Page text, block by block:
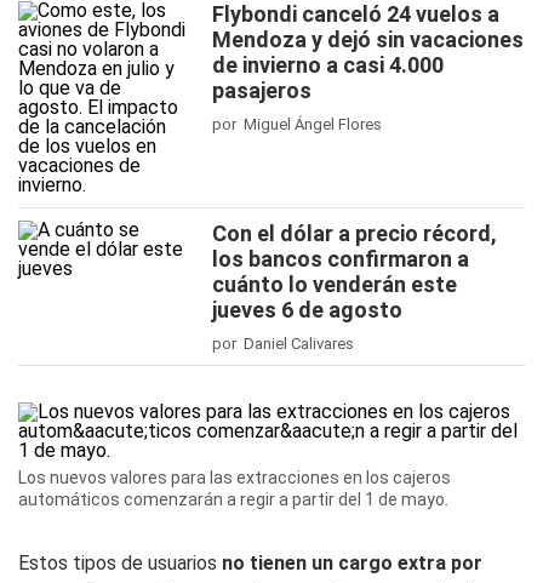
Flybondi canceló 24 vuelos a
Mendoza y dejó sin vacaciones
de invierno a casi 4.000
pasajeros
por Miguel Ángel Flores
Con el dólar a precio récord,
los bancos confirmaron a
cuánto lo venderán este
jueves 6 de agosto
por Daniel Calivares
Los nuevos valores para las extracciones en los cajeros
automáticos comenzarán a regir a partir del 1 de mayo.
Estos tipos de usuarios no tienen un cargo extra por